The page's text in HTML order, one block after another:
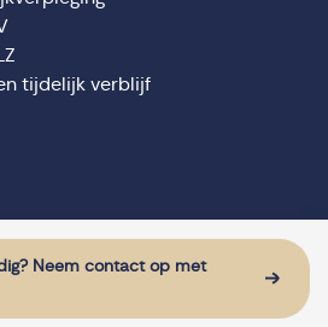
Neem contact op met
tijdelijk verblijf
door: Sturdy Digital